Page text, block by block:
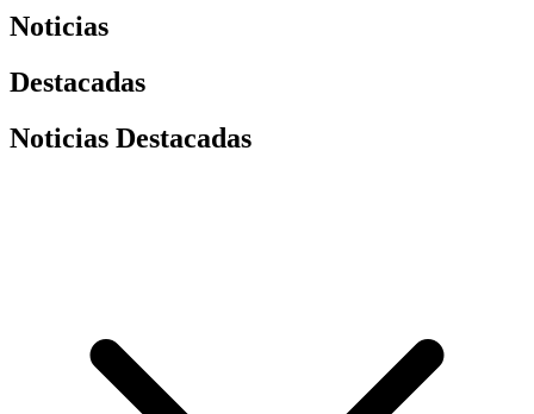
Noticias
Destacadas
Noticias Destacadas